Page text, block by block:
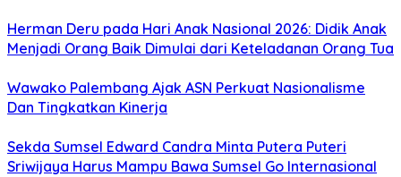
Herman Deru pada Hari Anak Nasional 2026: Didik Anak
Menjadi Orang Baik Dimulai dari Keteladanan Orang Tua
Wawako Palembang Ajak ASN Perkuat Nasionalisme
Dan Tingkatkan Kinerja
Sekda Sumsel Edward Candra Minta Putera Puteri
Sriwijaya Harus Mampu Bawa Sumsel Go Internasional